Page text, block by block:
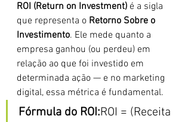
ROI (Return on Investment) é a sigla
que representa o Retorno Sobre o
Investimento. Ele mede quanto a
empresa ganhou (ou perdeu) em
relação ao que foi investido em
determinada ação — e no marketing
digital, essa métrica é fundamental.
Fórmula do ROI:ROI = (Receita